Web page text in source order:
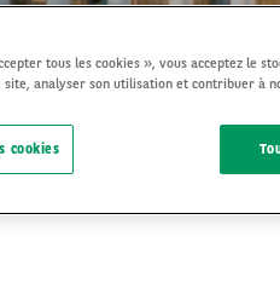
FISCALITÉ ET
tous les cookies », vous acceptez le
site, analyser son utilisation et contribuer à
cookies